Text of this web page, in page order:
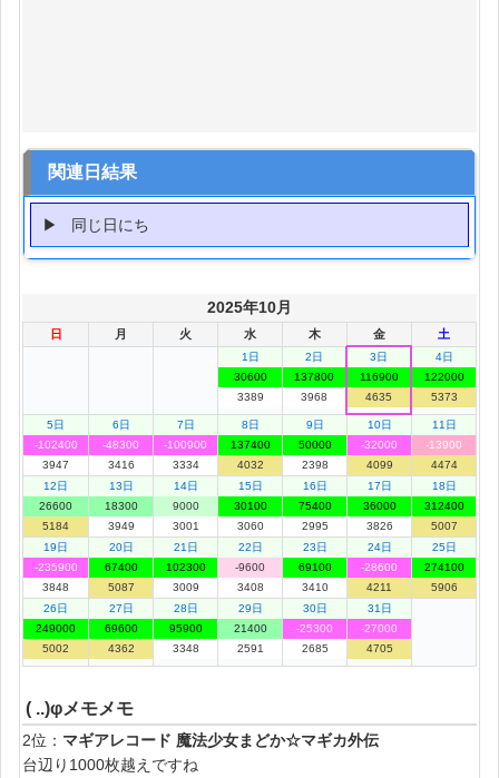
関連日結果
同じ日にち
2025年10月
日 月 火 水 木 金 土
1日
30600
3389
2日
137800
3968
3日
116900
4635
4日
122000
5373
5日
-102400
3947
6日
-48300
3416
7日
-100900
3334
8日
137400
4032
9日
50000
2398
10日
-32000
4099
11日
-13900
4474
12日
26600
5184
13日
18300
3949
14日
9000
3001
15日
30100
3060
16日
75400
2995
17日
36000
3826
18日
312400
5007
19日
-235900
3848
20日
67400
5087
21日
102300
3009
22日
-9600
3408
23日
69100
3410
24日
-28600
4211
25日
274100
5906
26日
249000
5002
27日
69600
4362
28日
95900
3348
29日
21400
2591
30日
-25300
2685
31日
-27000
4705
( ..)φメモメモ
2位： マギアレコード 魔法少女まどか☆マギカ外伝
台辺り1000枚越えですね